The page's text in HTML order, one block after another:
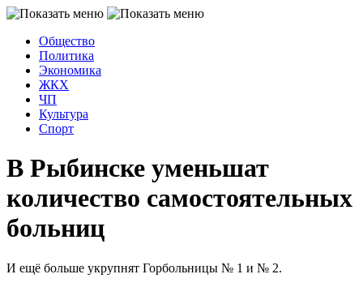
Общество
Политика
Экономика
ЖКХ
ЧП
Культура
Спорт
В Рыбинске уменьшат
количество самостоятельных
больниц
И ещё больше укрупнят Горбольницы № 1 и № 2.